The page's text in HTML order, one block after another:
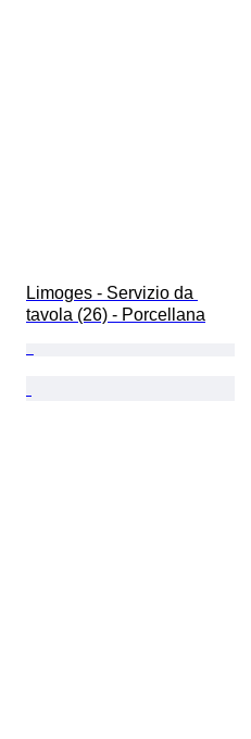
Limoges - Servizio da
tavola (26) - Porcellana